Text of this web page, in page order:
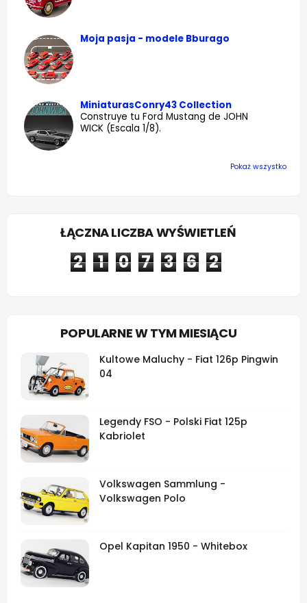
Moja pasja - modele Bburago
MiniaturasConry43 Collection
Construye tu Ford Mustang de JOHN
WICK (Escala 1/8).
Pokaż wszystko
ŁĄCZNA LICZBA WYŚWIETLEŃ
2 1 0 7 3 6 2
POPULARNE W TYM MIESIĄCU
Kultowe Maluchy - Fiat 126p Pingwin
04
Legendy FSO - Polski Fiat 125p
Kabriolet
Volkswagen Sammlung -
Volkswagen Polo
Opel Kapitan 1950 - Whitebox